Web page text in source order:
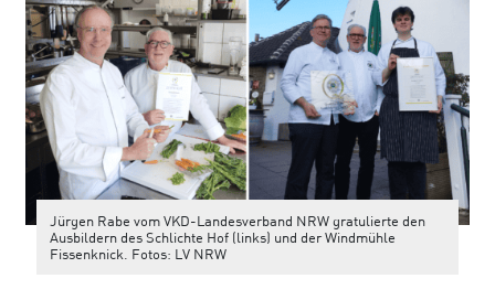
Jürgen Rabe vom VKD-Landesverband NRW gratulierte den
Ausbildern des Schlichte Hof (links) und der Windmühle
Fissenknick. Fotos: LV NRW